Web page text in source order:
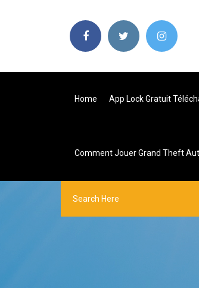
Home App Lock Gratuit
Comment Jouer Grand Theft